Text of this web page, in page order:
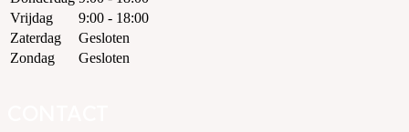
Vrijdag
9:00 - 18:00
Zaterdag
Gesloten
Zondag
Gesloten